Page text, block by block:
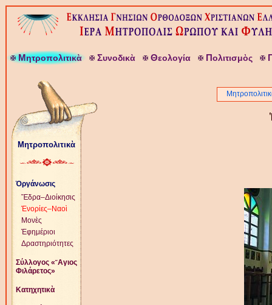
Μητροπολιτικὰ Συνοδικὰ Θεολογία Πολιτισμὸς
Μητροπολιτικὰ
Ὀργάνωσις
Ἕδρα–Διοίκησις
Ἐνορίες–Ναοὶ
Μονὲς
Ἐφημέριοι
Δραστηριότητες
Σύλλογος «῞Αγιος
Φιλάρετος»
Κατηχητικὰ